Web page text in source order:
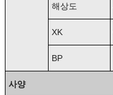
해상도
XK
BP
사양